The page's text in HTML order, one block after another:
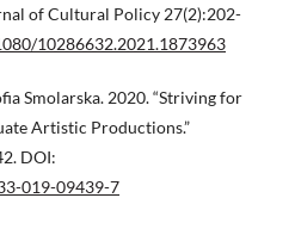
of Cultural Policy 27(2):202-
10286632.2021.1873963
Smolarska. 2020. “Striving for
Artistic Productions.”
DOI:
019-09439-7